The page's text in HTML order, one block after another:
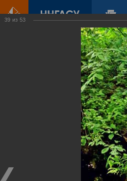
Зеленый Город
выставки
39 из 53